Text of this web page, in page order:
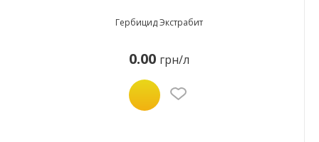
Гербицид Экстрабит
0.00 грн/л